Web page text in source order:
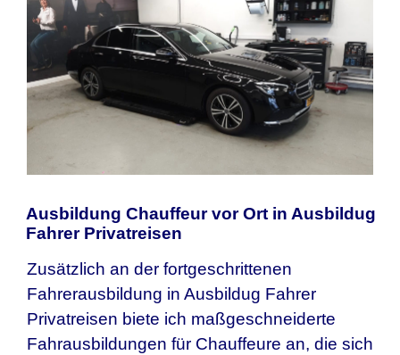
Ausbildung Chauffeur vor Ort in Ausbildug
Fahrer Privatreisen
Zusätzlich an der fortgeschrittenen
Fahrerausbildung in Ausbildug Fahrer
Privatreisen biete ich maßgeschneiderte
Fahrausbildungen für Chauffeure an, die sich